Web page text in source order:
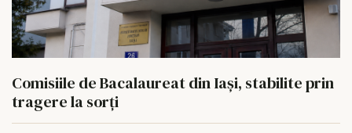
Comisiile de Bacalaureat din Iași, stabilite prin
tragere la sorți